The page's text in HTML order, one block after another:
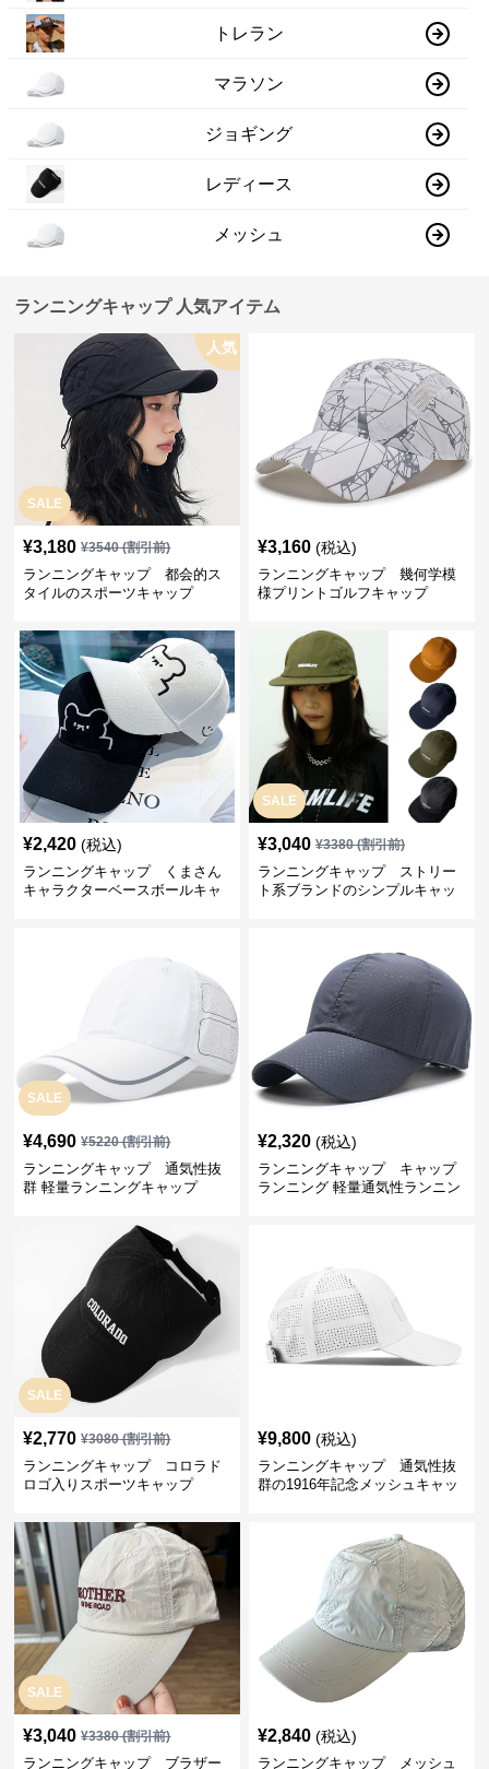
トレラン
マラソン
ジョギング
レディース
メッシュ
ランニングキャップ 人気アイテム
SALE
人気
¥3,180 ¥3540(割引前)
ランニングキャップ 都会的ス
タイルのスポーツキャップ
¥3,160 (税込)
ランニングキャップ 幾何学模
様プリントゴルフキャップ
¥2,420 (税込)
ランニングキャップ くまさん
キャラクターベースボールキャ
SALE
¥3,040 ¥3380(割引前)
ランニングキャップ ストリー
ト系ブランドのシンプルキャッ
SALE
¥4,690 ¥5220(割引前)
ランニングキャップ 通気性抜
群 軽量ランニングキャップ
¥2,320 (税込)
ランニングキャップ キャップ
ランニング 軽量通気性ランニン
SALE
¥2,770 ¥3080(割引前)
ランニングキャップ コロラド
ロゴ入りスポーツキャップ
¥9,800 (税込)
ランニングキャップ 通気性抜
群の1916年記念メッシュキャッ
SALE
¥3,040 ¥3380(割引前)
ランニングキャップ ブラザー
¥2,840 (税込)
ランニングキャップ メッシュ